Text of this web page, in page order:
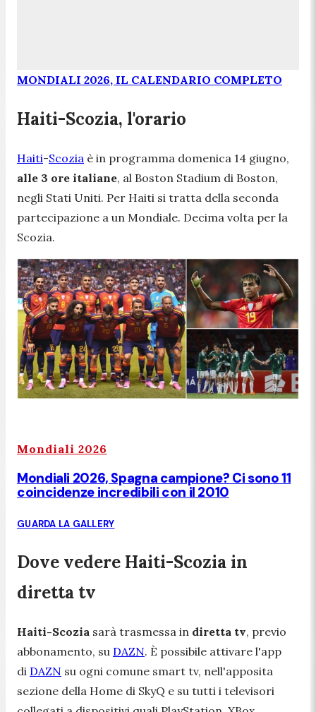
MONDIALI 2026, IL CALENDARIO COMPLETO
Haiti-Scozia, l'orario
Haiti-Scozia è in programma domenica 14 giugno,
alle 3 ore italiane, al Boston Stadium di Boston,
negli Stati Uniti. Per Haiti si tratta della seconda
partecipazione a un Mondiale. Decima volta per la
Scozia.
Mondiali 2026
Mondiali 2026, Spagna campione? Ci sono 11
coincidenze incredibili con il 2010
GUARDA LA GALLERY
Dove vedere Haiti-Scozia in
diretta tv
Haiti-Scozia sarà trasmessa in diretta tv, previo
abbonamento, su DAZN. È possibile attivare l'app
di DAZN su ogni comune smart tv, nell'apposita
sezione della Home di SkyQ e su tutti i televisori